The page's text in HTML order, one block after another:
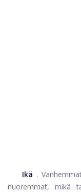
Ikä .
nuoremmat, mikä